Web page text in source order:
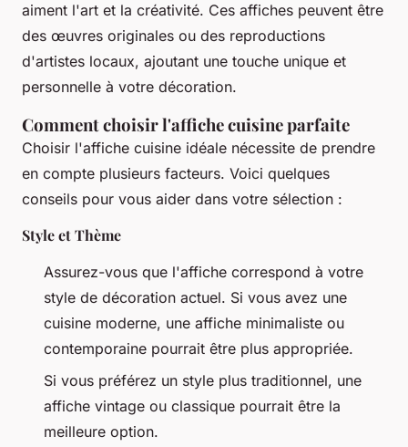
aiment l'art et la créativité. Ces affiches peuvent être
des œuvres originales ou des reproductions
d'artistes locaux, ajoutant une touche unique et
personnelle à votre décoration.
Comment choisir l'affiche cuisine parfaite
Choisir l'affiche cuisine idéale nécessite de prendre
en compte plusieurs facteurs. Voici quelques
conseils pour vous aider dans votre sélection :
Style et Thème
Assurez-vous que l'affiche correspond à votre
style de décoration actuel. Si vous avez une
cuisine moderne, une affiche minimaliste ou
contemporaine pourrait être plus appropriée.
Si vous préférez un style plus traditionnel, une
affiche vintage ou classique pourrait être la
meilleure option.